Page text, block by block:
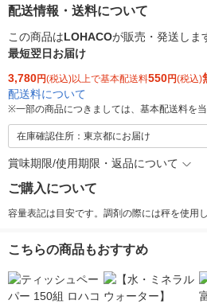
配送情報・送料について
この商品はLOHACOが販売・発送しま
最短翌日お届け
3,780円(税込)以上で基本配送料550円(税込)
配送料について
※一部の商品につきましては、基本配送料を
在庫確認住所：東京都にお届け
賞味期限/使用期限・返品について
ご購入について
容量表記は目安です。調剤の際には秤を使用
こちらの商品もおすすめ